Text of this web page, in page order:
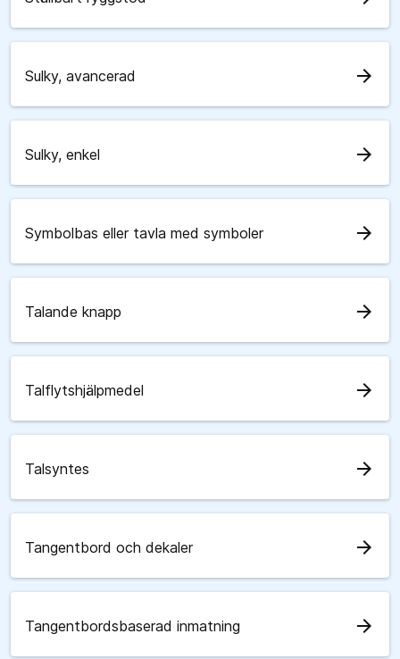
Sulky, avancerad arrow_forward
Sulky, enkel arrow_forward
Symbolbas eller tavla med symboler arrow_forward
Talande knapp arrow_forward
Talflytshjälpmedel arrow_forward
Talsyntes arrow_forward
Tangentbord och dekaler arrow_forward
Tangentbordsbaserad inmatning arrow_forward